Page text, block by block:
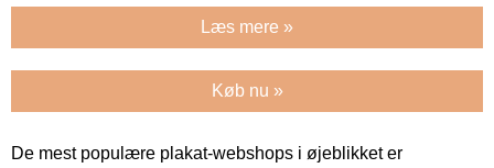
Læs mere »
Køb nu »
De mest populære plakat-webshops i øjeblikket er